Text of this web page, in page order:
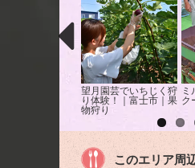
望月園芸でいちじく狩
り体験！｜富士市｜果
物狩り
ミ
ク
このエリア周